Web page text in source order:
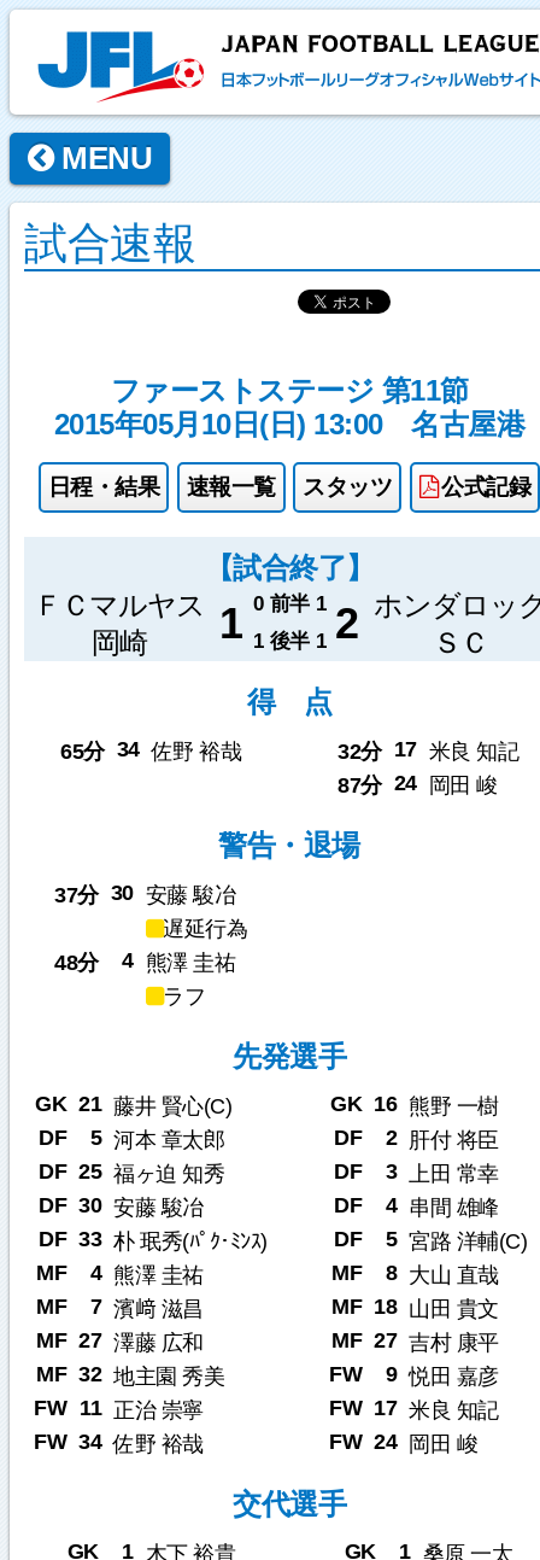
MENU
試合速報
ファーストステージ 第11節
2015年05月10日(日) 13:00
名古屋港
日程・結果 速報一覧 スタッツ 公式記録
【試合終了】
ＦＣマルヤス
岡崎
1 0 前半 1 2 ホンダロッ
ＳＣ
1 後半 1
得 点
65分 34 佐野 裕哉 32分 17 米良 知記
87分 24 岡田 峻
警告・退場
37分 30 安藤 駿冶
遅延行為
48分
4 熊澤 圭祐
ラフ
先発選手
GK 21 藤井 賢心(C)
DF
5 河本 章太郎
DF 25 福ヶ迫 知秀
DF 30 安藤 駿冶
DF 33 朴 珉秀(ﾊﾟｸ･ﾐﾝｽ)
MF
4 熊澤 圭祐
MF
7 濱﨑 滋昌
MF 27 澤藤 広和
MF 32 地主園 秀美
FW 11 正治 崇寧
FW 34 佐野 裕哉
GK 16 熊野 一樹
DF
2 肝付 将臣
DF
3 上田 常幸
DF
4 串間 雄峰
DF
5 宮路 洋輔(C)
MF
8 大山 直哉
MF 18 山田 貴文
MF 27 吉村 康平
FW
9 悦田 嘉彦
FW 17 米良 知記
FW 24 岡田 峻
交代選手
GK 1 木下 裕貴
GK 1 桑原 一太